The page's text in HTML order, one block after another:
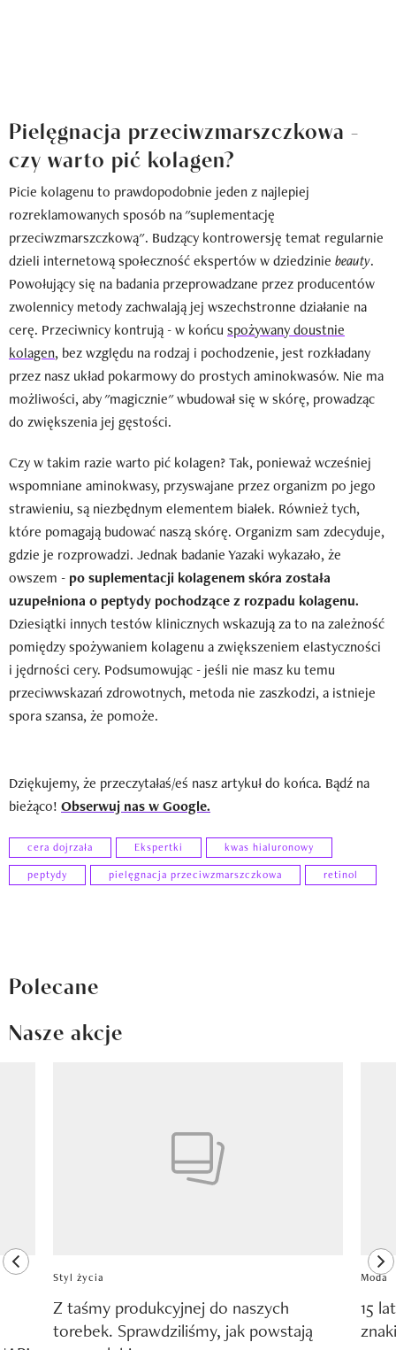
Pielęgnacja przeciwzmarszczkowa -
czy warto pić kolagen?
Picie kolagenu to prawdopodobnie jeden z najlepiej
rozreklamowanych sposób na "suplementację
przeciwzmarszczkową". Budzący kontrowersję temat regularnie
dzieli internetową społeczność ekspertów w dziedzinie beauty.
Powołujący się na badania przeprowadzane przez producentów
zwolennicy metody zachwalają jej wszechstronne działanie na
cerę. Przeciwnicy kontrują - w końcu spożywany doustnie
kolagen, bez względu na rodzaj i pochodzenie, jest rozkładany
przez nasz układ pokarmowy do prostych aminokwasów. Nie ma
możliwości, aby "magicznie" wbudował się w skórę, prowadząc
do zwiększenia jej gęstości.
Czy w takim razie warto pić kolagen? Tak, ponieważ wcześniej
wspomniane aminokwasy, przyswajane przez organizm po jego
strawieniu, są niezbędnym elementem białek. Również tych,
które pomagają budować naszą skórę. Organizm sam zdecyduje,
gdzie je rozprowadzi. Jednak badanie Yazaki wykazało, że
owszem - po suplementacji kolagenem skóra została
uzupełniona o peptydy pochodzące z rozpadu kolagenu.
Dziesiątki innych testów klinicznych wskazują za to na zależność
pomiędzy spożywaniem kolagenu a zwiększeniem elastyczności
i jędrności cery. Podsumowując - jeśli nie masz ku temu
przeciwwskazań zdrowotnych, metoda nie zaszkodzi, a istnieje
spora szansa, że pomoże.
Dziękujemy, że przeczytałaś/eś nasz artykuł do końca. Bądź na
bieżąco! Obserwuj nas w Google.
cera dojrzała Ekspertki
kwas hialuronowy
peptydy
pielęgnacja przeciwzmarszczkowa retinol
Polecane
Nasze akcje
previous element
Styl życia
Z taśmy produkcyjnej do naszych
torebek. Sprawdziliśmy, jak powstają
Moda
15